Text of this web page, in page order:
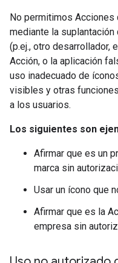
No permitimos Acciones
mediante la
(p.ej., otro desarrollador,
Acción, o la aplicación
uso inadecuado de
visibles y otras
a los usuarios.
Los siguientes son
Afirmar que es un
marca sin
Usar un ícono que
Afirmar que es la
empresa sin